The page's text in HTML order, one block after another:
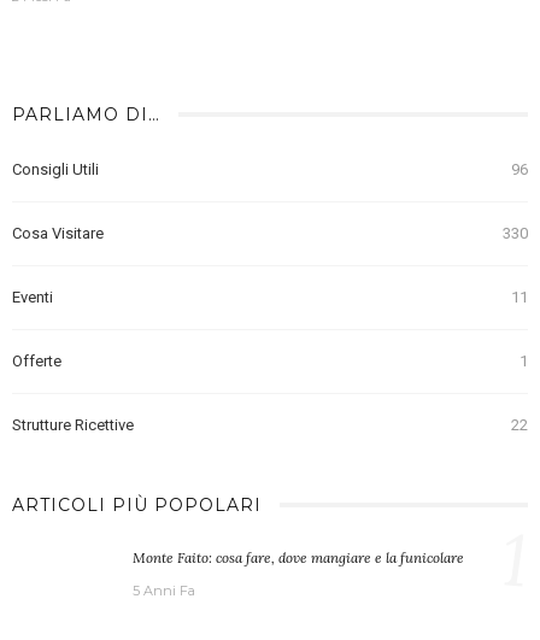
PARLIAMO DI…
Consigli Utili 96
Cosa Visitare 330
Eventi 11
Offerte 1
Strutture Ricettive 22
ARTICOLI PIÙ POPOLARI
Monte Faito: cosa fare, dove mangiare e la funicolare
5 Anni Fa